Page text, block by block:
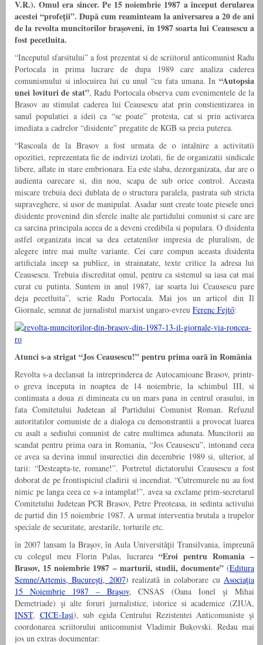
V.R.). Omul era sincer. Pe 15 noiembrie 1987 a început derularea
acestei “profeţii”. După cum reaminteam la aniversarea a 20 de ani
de la revolta muncitorilor braşoveni, în 1987 soarta lui Ceausescu a
fost pecetluita.
“Inceputul sfarsitului” a fost prezentat si de scriitorul anticomunist Radu
Portocala in prima lucrare de dupa 1989 care analiza caderea
comunismului si inlocuirea lui cu unul “cu fata umana. In “Autopsia
unei lovituri de stat”, Radu Portocala observa cum evenimentele de la
Brasov au stimulat caderea lui Ceausescu atat prin constientizarea in
sanul populatiei a ideii ca “se poate” protesta, cat si prin activarea
imediata a cadrelor “disidente” pregatite de KGB sa preia puterea.
“Rascoala de la Brasov a fost urmata de o intalnire a activitatii
opozitiei, reprezentata fie de indivizi izolati, fie de organizatii sindicale
libere, aflate in stare embrionara. Ea este slaba, dezorganizata, dar are o
audienta oarecare si, din nou, scapa de sub orice control. Aceasta
miscare trebuia deci dublata de o structura paralela, pastrata sub stricta
supraveghere, si usor de manipulat. Asadar sunt create toate piesele unei
disidente provenind din sferele inalte ale partidului comunist si care are
ca sarcina principala aceea de a deveni credibila si populara. O disidenta
astfel organizata incat sa dea cetatenilor impresia de pluralism, de
alegere intre mai multe variante. Cei care compun aceasta disidenta
artificiala incep sa publice, in strainatate, texte critice la adresa lui
Ceausescu. Trebuia discreditat omul, pentru ca sistemul sa iasa cat mai
curat cu putinta. Suntem in anul 1987, iar soarta lui Ceausescu pare
deja pecetluita”, scrie Radu Portocala. Mai jos un articol din Il
Giornale, semnat de jurnalistul marxist ungaro-evreu Ferenc Fejtő:
Atunci s-a strigat “Jos Ceausescu!” pentru prima oară în România
Revolta s-a declansat la intreprinderea de Autocamioane Brasov, printr-
o greva inceputa in noaptea de 14 noiembrie, la schimbul III, si
continuata a doua zi dimineata cu un mars pana in centrul orasului, in
fata Comitetului Judetean al Partidului Comunist Roman. Refuzul
autoritatilor comuniste de a dialoga cu demonstrantii a provocat luarea
cu asalt a sediului comunist de catre multimea adunata. Muncitorii au
scandat pentru prima oara in Romania, “Jos Ceausescu”, intonand ceea
ce avea sa devina imnul insurectiei din decembrie 1989 si, ulterior, al
tarii: “Desteapta-te, romane!”. Portretul dictatorului Ceausescu a fost
doborat de pe frontispiciul cladirii si incendiat. “Cutremurele nu au fost
nimic pe langa ceea ce s-a intamplat!”, avea sa exclame prim-secretarul
Comitetului Judetean PCR Brasov, Petre Preoteasa, in sedinta activului
de partid din 15 noiembrie 1987. A urmat interventia brutala a trupelor
speciale de securitate, arestarile, torturile etc.
în 2007 lansam la Braşov, în Aula Universităţii Transilvania, împreună
cu colegul meu Florin Palas, lucrarea “Eroi pentru Romania –
Brasov, 15 noiembrie 1987 – marturii, studii, documente”(Editura
Semne/Artemis, Bucureşti, 2007) realizată in colaborare cuAsociaţia
15 Noiembrie 1987 – Braşov, CNSAS (Oana Ionel şi Mihai
Demetriade) şi alte foruri jurnalistice, istorice si academice (ZIUA,
INST, CICE-Iaşi), sub egida Centrului Rezistentei Anticomuniste şi
coordonarea scriitorului anticomunist Vladimir Bukovski. Redau mai
jos un extras documentar: